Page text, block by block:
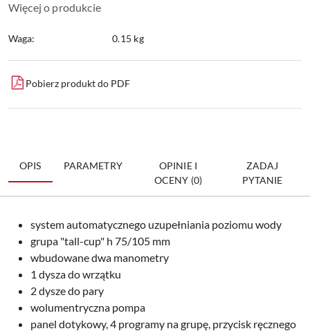
Więcej o produkcie
Waga: 0.15 kg
Pobierz produkt do PDF
OPIS PARAMETRY
OPINIE I
OCENY (0)
ZADAJ
PYTANIE
system automatycznego uzupełniania poziomu wody
grupa "tall-cup" h 75/105 mm
wbudowane dwa manometry
1 dysza do wrzątku
2 dysze do pary
wolumentryczna pompa
panel dotykowy, 4 programy na grupę, przycisk ręcznego